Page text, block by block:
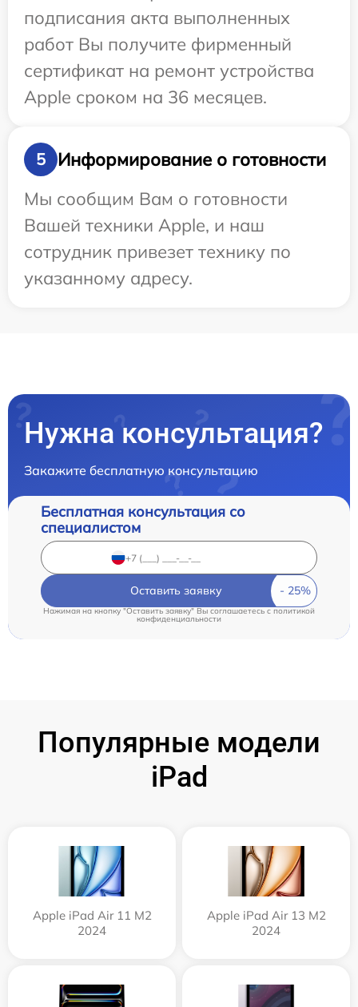
подписания акта выполненных
работ Вы получите фирменный
сертификат на ремонт устройства
Apple сроком на 36 месяцев.
5
Информирование о готовности
Мы сообщим Вам о готовности
Вашей техники Apple, и наш
сотрудник привезет технику по
указанному адресу.
Нужна консультация?
Закажите бесплатную консультацию
Бесплатная консультация со
специалистом
Оставить заявку
Нажимая на кнопку "Оставить заявку" Вы соглашаетесь c политикой
конфиденциальности
Популярные модели
iPad
Apple iPad Air 11 M2
2024
Apple iPad Air 13 M2
2024